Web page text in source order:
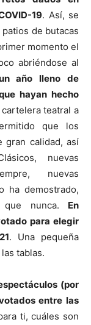
19. Así, se
de butacas
momento el
abriéndose al
año lleno de
hayan hecho
cartelera teatral a
que los
gran calidad, así
nuevas
nuevas
ha demostrado,
que nunca. En
para elegir
. Una pequeña
tablas.
(por
entre las
ti, cuáles son